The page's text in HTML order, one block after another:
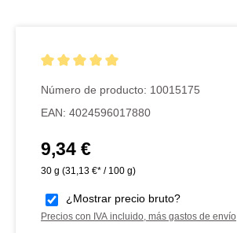
Número de producto: 10015175
EAN: 4024596017880
Precio normal:
9,34 €
30 g (31,13 €* / 100 g)
¿Mostrar precio bruto?
Precios con IVA incluido, más gastos de envío